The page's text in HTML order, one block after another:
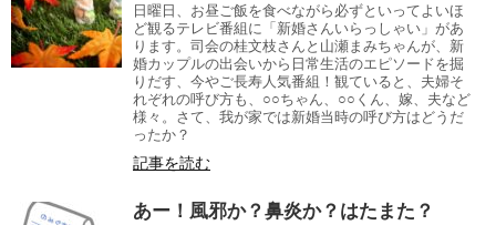
日曜日、お昼ご飯を食べながら必ずといってよいほ
ど観るテレビ番組に「新婚さんいらっしゃい」があ
ります。司会の桂文枝さんと山瀬まみちゃんが、新
婚カップルの出会いから日常生活のエピソードを掘
りだす、今やご長寿人気番組！観ていると、夫婦そ
れぞれの呼び方も、○○ちゃん、○○くん、嫁、夫など
様々。さて、我が家では新婚当時の呼び方はどうだ
ったか？
記事を読む
あー！風邪か？鼻炎か？はたまた？